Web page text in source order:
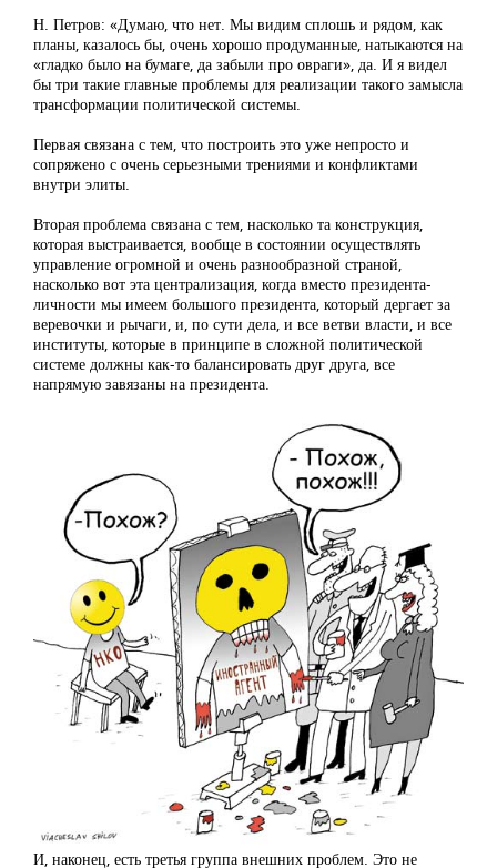
Н. Петров: «Думаю, что нет. Мы видим сплошь и рядом, как
планы, казалось бы, очень хорошо продуманные, натыкаются на
«гладко было на бумаге, да забыли про овраги», да. И я видел
бы три такие главные проблемы для реализации такого замысла
трансформации политической системы.
Первая связана с тем, что построить это уже непросто и
сопряжено с очень серьезными трениями и конфликтами
внутри элиты.
Вторая проблема связана с тем, насколько та конструкция,
которая выстраивается, вообще в состоянии осуществлять
управление огромной и очень разнообразной страной,
насколько вот эта централизация, когда вместо президента-
личности мы имеем большого президента, который дергает за
веревочки и рычаги, и, по сути дела, и все ветви власти, и все
институты, которые в принципе в сложной политической
системе должны как-то балансировать друг друга, все
напрямую завязаны на президента.
И, наконец, есть третья группа внешних проблем. Это не